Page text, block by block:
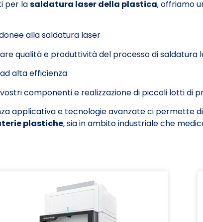
per lasaldatura laser della plastica, offriamo
alla saldatura laser
qualità e produttività del processo di saldatura
alta efficienza
componenti e realizzazione di piccoli lotti di
applicativa e tecnologie avanzate ci permette
plastiche, sia in ambito industriale che